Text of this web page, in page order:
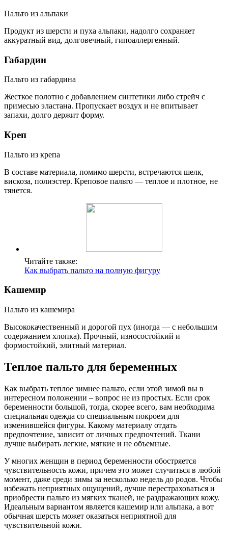
Пальто из альпаки
Продукт из шерсти и пуха альпаки, надолго сохраняет
аккуратный вид, долговечный, гипоаллергенный.
Габардин
Пальто из габардина
Жесткое полотно с добавлением синтетики либо стрейч с
примесью эластана. Пропускает воздух и не впитывает
запахи, долго держит форму.
Креп
Пальто из крепа
В составе материала, помимо шерсти, встречаются шелк,
вискоза, полиэстер. Креповое пальто — теплое и плотное, не
тянется.
Читайте также:
Как выбрать пальто на полную фигуру
Кашемир
Пальто из кашемира
Высококачественный и дорогой пух (иногда — с небольшим
содержанием хлопка). Прочный, износостойкий и
формостойкий, элитный материал.
Теплое пальто для беременных
Как выбрать теплое зимнее пальто, если этой зимой вы в
интересном положении – вопрос не из простых. Если срок
беременности большой, тогда, скорее всего, вам необходима
специальная одежда со специальным покроем для
изменившейся фигуры. Какому материалу отдать
предпочтение, зависит от личных предпочтений. Ткани
лучше выбирать легкие, мягкие и не объемные.
У многих женщин в период беременности обостряется
чувствительность кожи, причем это может случиться в любой
момент, даже среди зимы за несколько недель до родов. Чтобы
избежать неприятных ощущений, лучше перестраховаться и
приобрести пальто из мягких тканей, не раздражающих кожу.
Идеальным вариантом является кашемир или альпака, а вот
обычная шерсть может оказаться неприятной для
чувствительной кожи.